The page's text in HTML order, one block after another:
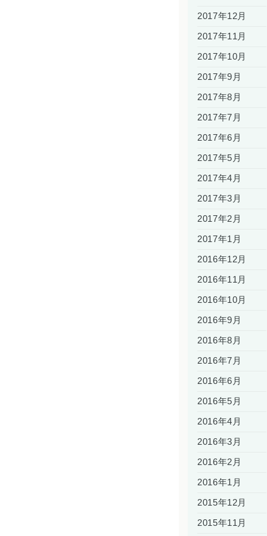
2017年12月
2017年11月
2017年10月
2017年9月
2017年8月
2017年7月
2017年6月
2017年5月
2017年4月
2017年3月
2017年2月
2017年1月
2016年12月
2016年11月
2016年10月
2016年9月
2016年8月
2016年7月
2016年6月
2016年5月
2016年4月
2016年3月
2016年2月
2016年1月
2015年12月
2015年11月